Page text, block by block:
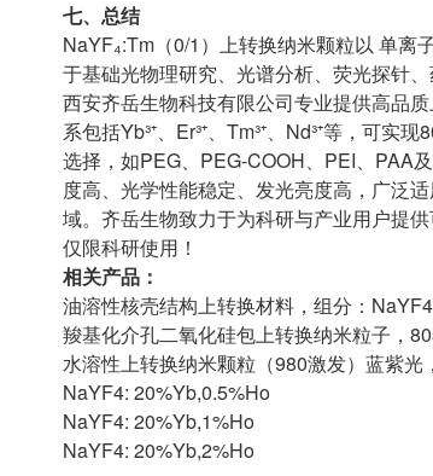
七、总结
NaYF₄:Tm（0/1）上转换纳米颗粒以 单离
于基础光物理研究、光谱分析、荧光探针
西安齐岳生物科技有限公司专业提供高品
系包括Yb³⁺、Er³⁺、Tm³⁺、Nd³⁺等，可
选择，如PEG、PEG-COOH、PEI、PAA
度高、光学性能稳定、发光亮度高，广泛
域。齐岳生物致力于为科研与产业用户提
仅限科研使用！
相关产品：
油溶性核壳结构上转换材料，组分：
羧基化介孔二氧化硅包上转换纳米粒子，
水溶性上转换纳米颗粒（980激发）蓝紫光
NaYF4: 20%Yb,0.5%Ho
NaYF4: 20%Yb,1%Ho
NaYF4: 20%Yb,2%Ho